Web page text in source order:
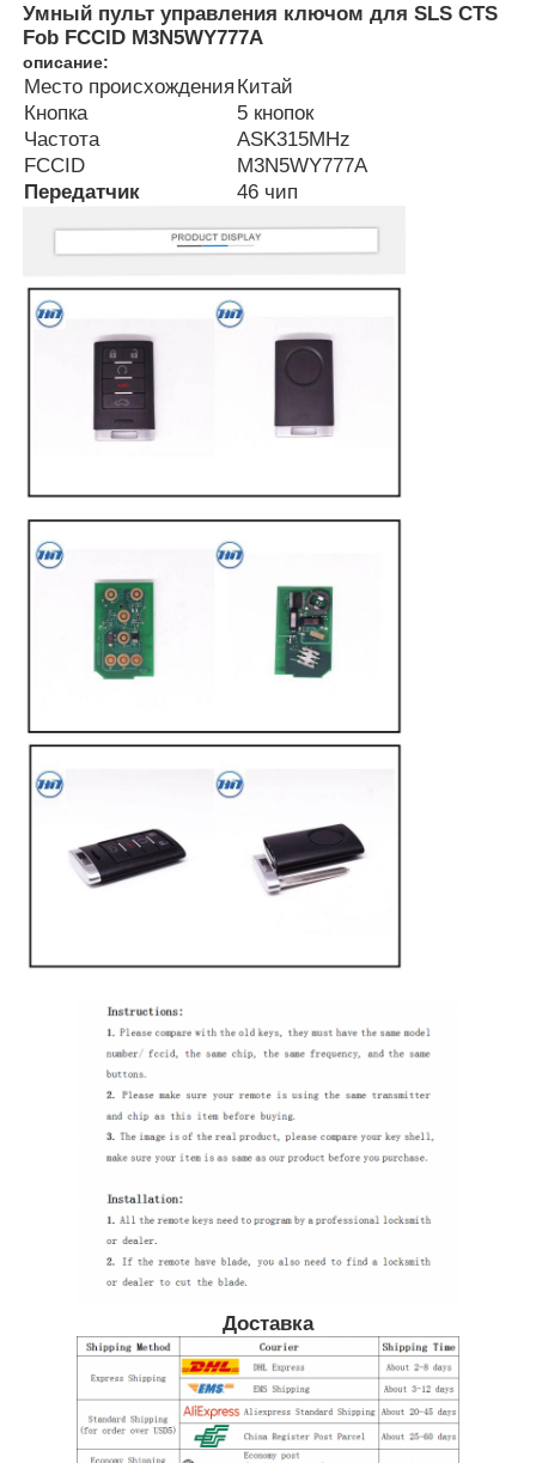
Главная страница
Продукция
Наша фабрика
контроль качества
контактные данные
Все случаи
Автоматические ключи
Умный пульт управления ключом для SLS CTS
Fob FCCID M3N5WY777A
описание:
Место происхождения Китай
Кнопка
5 кнопок
Частота
ASK315MHz
FCCID
M3N5WY777A
Передатчик
46 чип
Доставка